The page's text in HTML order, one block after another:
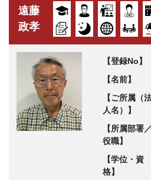
遠藤
政孝
【登録No】
【名前】
【ご所属（
人名）】
【所属部署／
役職】
【学位・資
格】